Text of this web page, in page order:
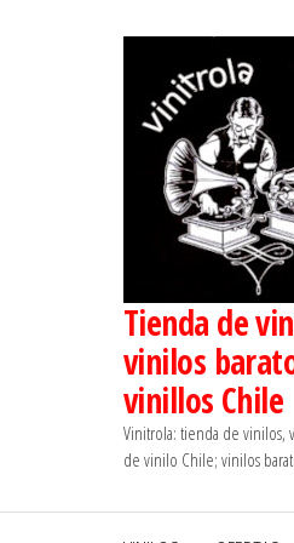
Tienda de
vinilos
vinillos Chile
Vinitrola: tienda de vinilos,
de vinilo Chile; vinilos